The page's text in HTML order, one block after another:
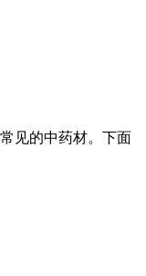
见的中药材。下面